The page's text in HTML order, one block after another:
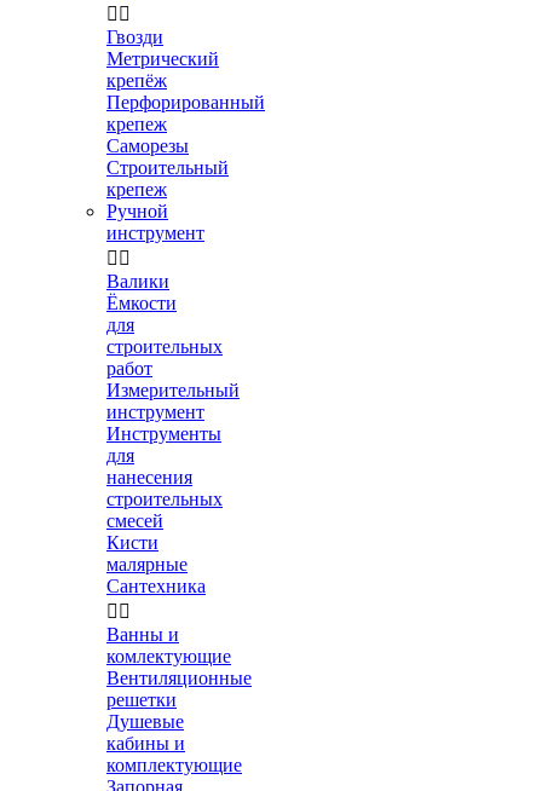
 
Гвозди
Метрический
крепёж
Перфорированный
крепеж
Саморезы
Строительный
крепеж
Ручной
инструмент
 
Валики
Ёмкости
для
строительных
работ
Измерительный
инструмент
Инструменты
для
нанесения
строительных
смесей
Кисти
малярные
Сантехника
 
Ванны и
комлектующие
Вентиляционные
решетки
Душевые
кабины и
комплектующие
Запорная